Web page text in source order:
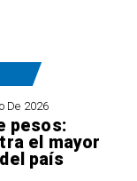
De 2026
pesos:
el mayor
país